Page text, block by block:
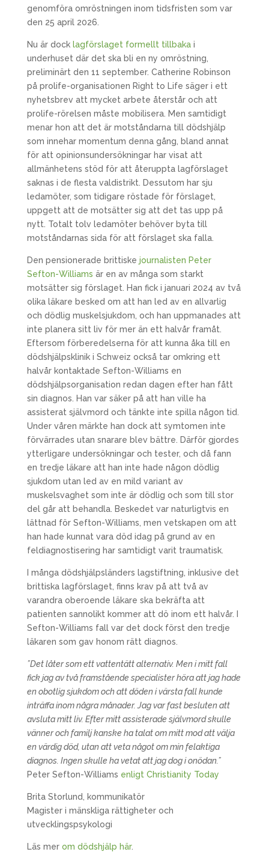
genomföra omröstningen inom tidsfristen som var
den 25 april 2026.
Nu är dock lagförslaget formellt tillbakai
underhuset där det ska bli en ny omröstning,
preliminärt den 11 september. Catherine Robinson
på prolife-organisationen Right to Life säger i ett
nyhetsbrev att mycket arbete återstår och att
prolife-rörelsen måste mobilisera. Men samtidigt
menar hon att det är motståndarna till dödshjälp
som innehar momentum denna gång, bland annat
för att opinionsundersökningar har visat att
allmänhetens stöd för att återuppta lagförslaget
saknas i de flesta valdistrikt. Dessutom har sju
ledamöter, som tidigare röstade för förslaget,
uppgett att de motsätter sig att det tas upp på
nytt. Totalt tolv ledamöter behöver byta till
motståndarnas sida för att förslaget ska falla.
Den pensionerade brittiske journalisten Peter
Sefton-Williams är en av många som starkt
motsätter sig förslaget. Han fick i januari 2024 av två
olika läkare besked om att han led av en allvarlig
och dödlig muskelsjukdom, och han uppmanades att
inte planera sitt liv för mer än ett halvår framåt.
Eftersom förberedelserna för att kunna åka till en
dödshjälpsklinik i Schweiz också tar omkring ett
halvår kontaktade Sefton-Williams en
dödshjälpsorganisation redan dagen efter han fått
sin diagnos. Han var säker på att han ville ha
assisterat självmord och tänkte inte spilla någon tid.
Under våren märkte han dock att symtomen inte
förvärrades utan snarare blev bättre. Därför gjordes
ytterligare undersökningar och tester, och då fann
en tredje läkare att han inte hade någon dödlig
sjukdom utan led av en mild variant av
muskelsvaghet som inte är dödlig och som till stor
del går att behandla. Beskedet var naturligtvis en
lättnad för Sefton-Williams, men vetskapen om att
han hade kunnat vara död idag på grund av en
feldiagnostisering har samtidigt varit traumatisk.
I många dödshjälpsländers lagstiftning, inklusive det
brittiska lagförslaget, finns krav på att två av
varandra oberoende läkare ska bekräfta att
patienten sannolikt kommer att dö inom ett halvår. I
Sefton-Williams fall var det dock först den tredje
läkaren som gav honom rätt diagnos.
”Det låter som ett vattentätt alternativ. Men i mitt fall
fick jag av två framstående specialister höra att jag hade
en obotlig sjukdom och att döden i värsta fall kunde
inträffa inom några månader. Jag var fast besluten att
avsluta mitt liv. Efter mitt assisterade självmord skulle
vänner och familj kanske ha talat om mitt mod att välja
en värdig död, utan att veta något om min felaktiga
diagnos. Ingen skulle ha vetat att jag dog i onödan.”
Peter Sefton-Williams enligt Christianity Today
Brita Storlund, kommunikatör
Magister i mänskliga rättigheter och
utvecklingspsykologi
Läs mer om dödshjälp här.